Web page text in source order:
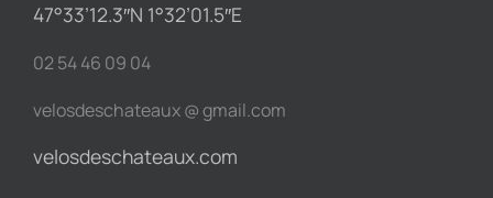
47°33’12.3″N 1°32’01.5″E
02 54 46 09 04
velosdeschateaux @ gmail.com
velosdeschateaux.com